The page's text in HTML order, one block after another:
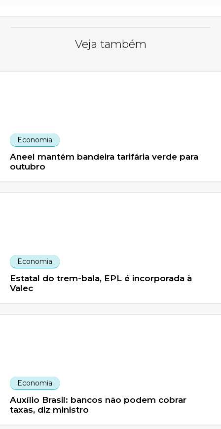
Veja também
Economia
Aneel mantém bandeira tarifária verde para
outubro
Economia
Estatal do trem-bala, EPL é incorporada à
Valec
Economia
Auxílio Brasil: bancos não podem cobrar
taxas, diz ministro